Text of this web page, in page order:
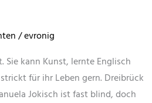
/evronig
Sie kann Kunst, lernte Englisch
für ihr Leben gern. Dreibrück
Jokisch ist fast blind, doch